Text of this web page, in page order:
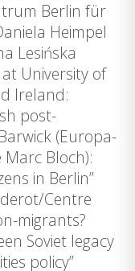
Berlin für
Heimpel
Lesińska
University of
Ireland:
post-
(Europa-
Bloch):
in Berlin”
Centre
migrants?
Soviet legacy
policy”